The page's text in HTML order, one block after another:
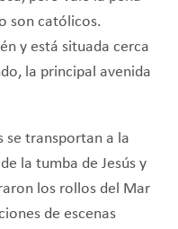
son católicos.
y está situada cerca
la principal avenida
se transportan a la
la tumba de Jesús y
los rollos del Mar
de escenas